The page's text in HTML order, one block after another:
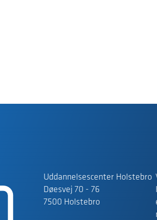
Uddannelsescenter Holstebro
Døesvej 70 - 76
7500 Holstebro